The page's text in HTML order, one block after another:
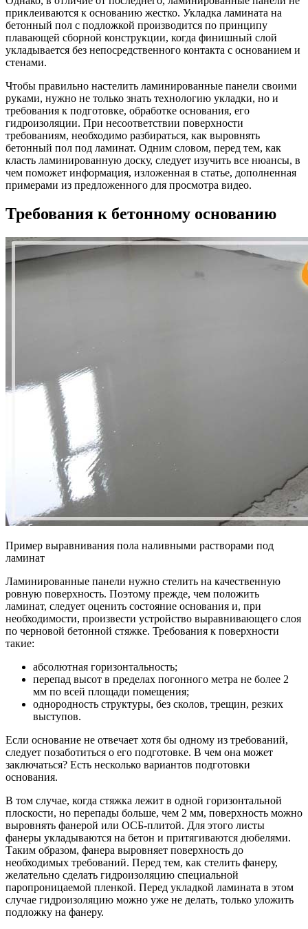
приклеиваются к основанию жестко. Укладка ламината на
бетонный пол с подложкой производится по принципу
плавающей сборной конструкции, когда финишный слой
укладывается без непосредственного контакта с основанием и
стенами.
Чтобы правильно настелить ламинированные панели своими
руками, нужно не только знать технологию укладки, но и
требования к подготовке, обработке основания, его
гидроизоляции. При несоответствии поверхности
требованиям, необходимо разбираться, как выровнять
бетонный пол под ламинат. Одним словом, перед тем, как
класть ламинированную доску, следует изучить все нюансы, в
чем поможет информация, изложенная в статье, дополненная
примерами из предложенного для просмотра видео.
Требования к бетонному основанию
Пример выравнивания пола наливными растворами под
ламинат
Ламинированные панели нужно стелить на качественную
ровную поверхность. Поэтому прежде, чем положить
ламинат, следует оценить состояние основания и, при
необходимости, произвести устройство выравнивающего слоя
по черновой бетонной стяжке. Требования к поверхности
такие:
абсолютная горизонтальность;
перепад высот в пределах погонного метра не более 2
мм по всей площади помещения;
однородность структуры, без сколов, трещин, резких
выступов.
Если основание не отвечает хотя бы одному из требований,
следует позаботиться о его подготовке. В чем она может
заключаться? Есть несколько вариантов подготовки
основания.
В том случае, когда стяжка лежит в одной горизонтальной
плоскости, но перепады больше, чем 2 мм, поверхность можно
выровнять фанерой или ОСБ-плитой. Для этого листы
фанеры укладываются на бетон и притягиваются дюбелями.
Таким образом, фанера выровняет поверхность до
необходимых требований. Перед тем, как стелить фанеру,
желательно сделать гидроизоляцию специальной
паропроницаемой пленкой. Перед укладкой ламината в этом
случае гидроизоляцию можно уже не делать, только уложить
подложку на фанеру.